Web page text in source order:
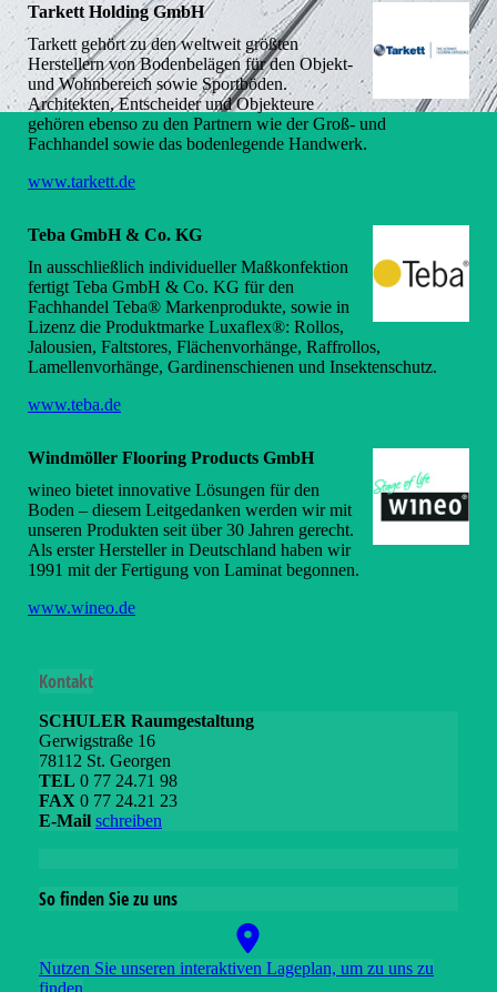
Tarkett Holding GmbH
Tarkett gehört zu den weltweit größten
Herstellern von Bodenbelägen für den Objekt-
und Wohnbereich sowie Sportböden.
Architekten, Entscheider und Objekteure
gehören ebenso zu den Partnern wie der Groß- und
Fachhandel sowie das bodenlegende Handwerk.
www.tarkett.de
Teba GmbH & Co. KG
In ausschließlich individueller Maßkonfektion
fertigt Teba GmbH & Co. KG für den
Fachhandel Teba® Markenprodukte, sowie in
Lizenz die Produktmarke Luxaflex®: Rollos,
Jalousien, Faltstores, Flächenvorhänge, Raffrollos,
Lamellenvorhänge, Gardinenschienen und Insektenschutz.
www.teba.de
Windmöller Flooring Products GmbH
wineo bietet innovative Lösungen für den
Boden – diesem Leitgedanken werden wir mit
unseren Produkten seit über 30 Jahren gerecht.
Als erster Hersteller in Deutschland haben wir
1991 mit der Fertigung von Laminat begonnen.
www.wineo.de
Kontakt
SCHULER Raumgestaltung
Gerwigstraße 16
78112 St. Georgen
TEL 0 77 24.71 98
FAX 0 77 24.21 23
E-Mail schreiben
So finden Sie zu uns
Nutzen Sie unseren interaktiven La­ge­plan, um zu uns zu